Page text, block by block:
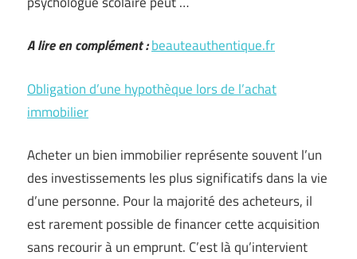
A lire en complément :beauteauthentique.fr
Obligation d’une hypothèque lors de l’achat
immobilier
Acheter un bien immobilier représente souvent l’un
des investissements les plus significatifs dans la vie
d’une personne. Pour la majorité des acheteurs, il
est rarement possible de financer cette acquisition
sans recourir à un emprunt. C’est là qu’intervient